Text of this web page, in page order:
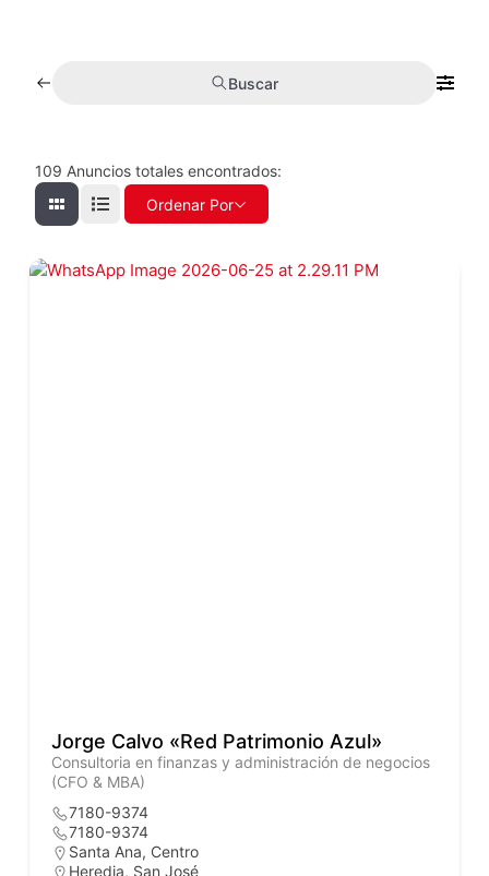
Buscar
109 Anuncios totales encontrados:
Ordenar Por
Jorge Calvo «Red Patrimonio Azul»
Consultoria en finanzas y administración de negocios
(CFO & MBA)
7180-9374
7180-9374
Santa Ana, Centro
Heredia, San José